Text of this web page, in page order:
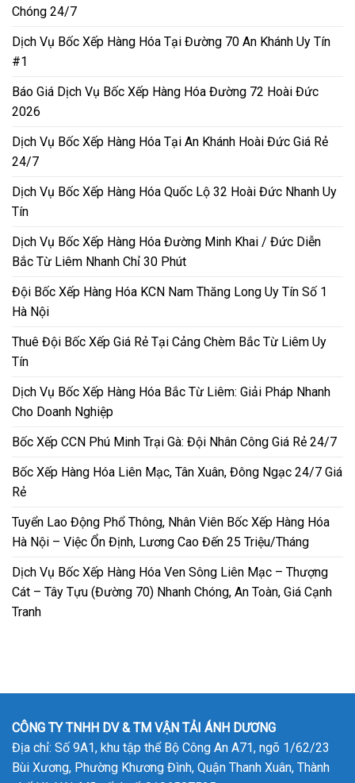
Chóng 24/7
Dịch Vụ Bốc Xếp Hàng Hóa Tại Đường 70 An Khánh Uy Tín
#1
Báo Giá Dịch Vụ Bốc Xếp Hàng Hóa Đường 72 Hoài Đức
2026
Dịch Vụ Bốc Xếp Hàng Hóa Tại An Khánh Hoài Đức Giá Rẻ
24/7
Dịch Vụ Bốc Xếp Hàng Hóa Quốc Lộ 32 Hoài Đức Nhanh Uy
Tín
Dịch Vụ Bốc Xếp Hàng Hóa Đường Minh Khai / Đức Diễn
Bắc Từ Liêm Nhanh Chỉ 30 Phút
Đội Bốc Xếp Hàng Hóa KCN Nam Thăng Long Uy Tín Số 1
Hà Nội
Thuê Đội Bốc Xếp Giá Rẻ Tại Cảng Chèm Bắc Từ Liêm Uy
Tín
Dịch Vụ Bốc Xếp Hàng Hóa Bắc Từ Liêm: Giải Pháp Nhanh
Cho Doanh Nghiệp
Bốc Xếp CCN Phú Minh Trại Gà: Đội Nhân Công Giá Rẻ 24/7
Bốc Xếp Hàng Hóa Liên Mạc, Tân Xuân, Đông Ngạc 24/7 Giá
Rẻ
Tuyển Lao Động Phổ Thông, Nhân Viên Bốc Xếp Hàng Hóa
Hà Nội – Việc Ổn Định, Lương Cao Đến 25 Triệu/Tháng
Dịch Vụ Bốc Xếp Hàng Hóa Ven Sông Liên Mạc – Thượng
Cát – Tây Tựu (Đường 70) Nhanh Chóng, An Toàn, Giá Cạnh
Tranh
CÔNG TY TNHH DV & TM VẬN TẢI ÁNH DƯƠNG
Địa chỉ: Số 9A1, khu tập thể Bộ Công An A71, ngõ 1/62/23
Bùi Xương, Phường Khương Đình, Quận Thanh Xuân, Thành